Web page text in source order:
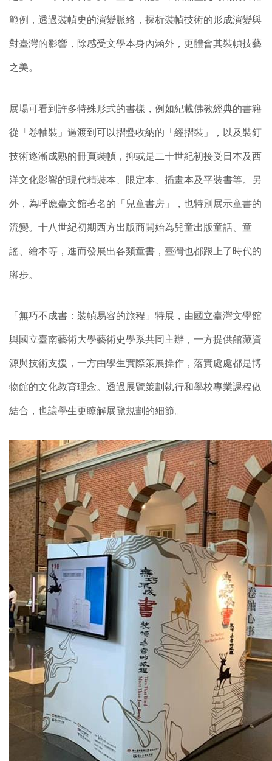
範例，透過裝幀史的演變脈絡，探析裝幀技術的形成演變與
對臺灣的影響，除感受文學本身內涵外，更體會其裝幀技藝
之美。
展場可看到許多特殊形式的書樣，例如紀載佛教經典的書籍
從「卷軸裝」過渡到可以摺疊收納的「經摺裝」，以及裝釘
技術逐漸成熟的冊頁裝幀，抑或是二十世紀初接受日本及西
洋文化影響的現代精裝本、限定本、插畫本及平裝書等。另
外，為呼應臺文館著名的「兒童書房」，也特別展示童書的
流變。十八世紀初期西方出版商開始為兒童出版童話、童
謠、繪本等，進而發展出各類童書，臺灣也都跟上了時代的
腳步。
「無巧不成書：裝幀易容的旅程」特展，由國立臺灣文學館
與國立臺南藝術大學藝術史學系共同主辦，一方提供館藏資
源與技術支援，一方由學生實際策展操作，落實處處都是博
物館的文化教育理念。透過展覽策劃執行和學校專業課程做
結合，也讓學生更瞭解展覽規劃的細節。